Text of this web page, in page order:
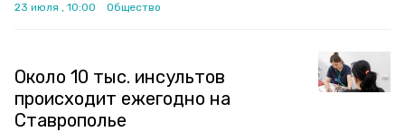
23 июля , 10:00 Общество
Около 10 тыс. инсультов
происходит ежегодно на
Ставрополье